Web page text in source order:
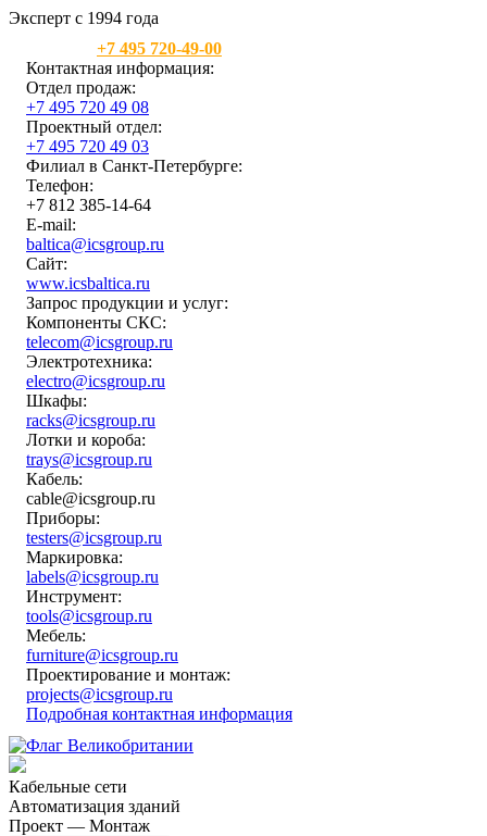
Эксперт с 1994 года
+7 495 720-49-00
Контактная информация:
Отдел продаж:
+7 495 720 49 08
Проектный отдел:
+7 495 720 49 03
Филиал в Санкт-Петербурге:
Телефон:
+7 812 385-14-64
E-mail:
baltica@icsgroup.ru
Сайт:
www.icsbaltica.ru
Запрос продукции и услуг:
Компоненты СКС:
telecom@icsgroup.ru
Электротехника:
electro@icsgroup.ru
Шкафы:
racks@icsgroup.ru
Лотки и короба:
trays@icsgroup.ru
Кабель:
cable@icsgroup.ru
Приборы:
testers@icsgroup.ru
Маркировка:
labels@icsgroup.ru
Инструмент:
tools@icsgroup.ru
Мебель:
furniture@icsgroup.ru
Проектирование и монтаж:
projects@icsgroup.ru
Подробная контактная информация
Кабельные сети
Автоматизация зданий
Проект — Монтаж